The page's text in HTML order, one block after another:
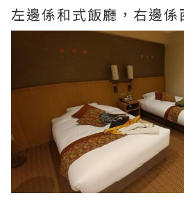
左邊係和式飯廳，右邊係